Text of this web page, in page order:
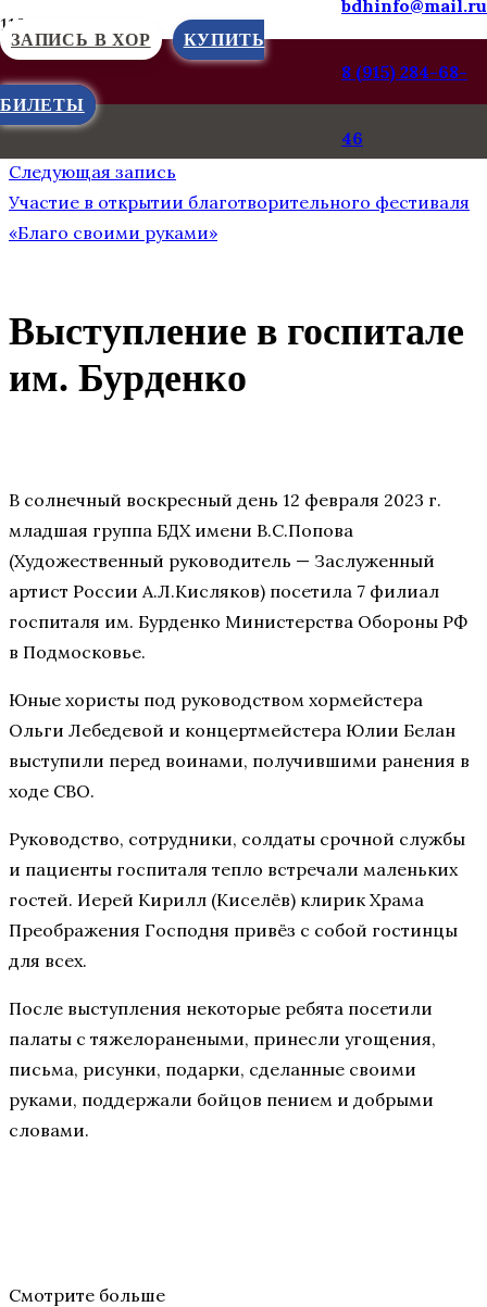
ЗАПИСЬ В ХОР КУПИТЬ
БИЛЕТЫ
bdhinfo@mail.ru
8 (915) 284-68-
46
Предыдущая запись
Следующая запись
Участие в открытии благотворительного фестиваля
«Благо своими руками»
Выступление в госпитале
им. Бурденко
В солнечный воскресный день 12 февраля 2023 г.
младшая группа БДХ имени В.С.Попова
(Художественный руководитель — Заслуженный
артист России А.Л.Кисляков) посетила 7 филиал
госпиталя им. Бурденко Министерства Обороны РФ
в Подмосковье.
Юные хористы под руководством хормейстера
Ольги Лебедевой и концертмейстера Юлии Белан
выступили перед воинами, получившими ранения в
ходе СВО.
Руководство, сотрудники, солдаты срочной службы
и пациенты госпиталя тепло встречали маленьких
гостей. Иерей Кирилл (Киселёв) клирик Храма
Преображения Господня привёз с собой гостинцы
для всех.
После выступления некоторые ребята посетили
палаты с тяжелоранеными, принесли угощения,
письма, рисунки, подарки, сделанные своими
руками, поддержали бойцов пением и добрыми
словами.
Смотрите больше